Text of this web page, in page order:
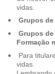
vidas.
Grupos de
Grupos de
Formação
Para
vidas.